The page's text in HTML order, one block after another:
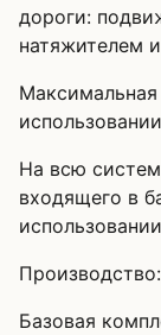
дороги:
натяжителем
Максимальная
На всю
входящего в
Базовая